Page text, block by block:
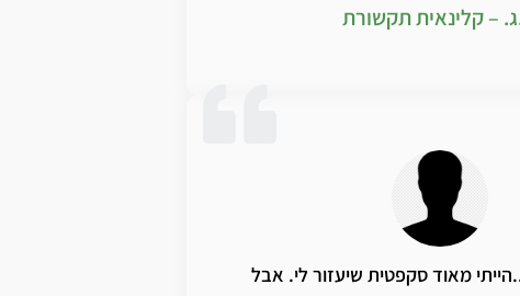
אותה אליך. היא רכשה וטיפלה במוצרי
תקופה קצרה חל שיפור ניכר בקול
תקשורת שונים. לאור הצלחה זו
גם ילדים ולמרות הטעם הם נטלו זאת
החלמה של מיתרי הקול ושל התפקוד
הקולי. יישר כוחך
– קלינאית תקשורת
מאוד סקפטית שיעזור לי. אבל